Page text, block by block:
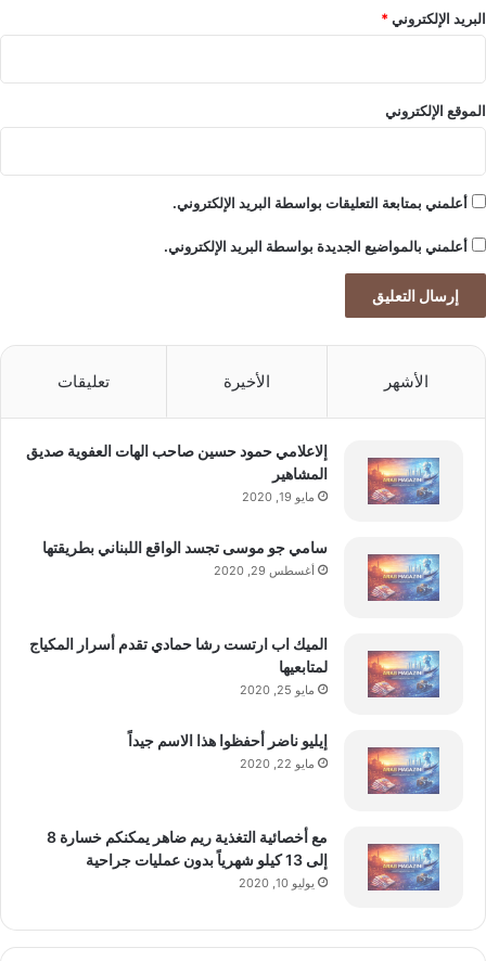
البريد الإلكتروني*
الموقع الإلكتروني
أعلمني بمتابعة التعليقات بواسطة البريد الإلكتروني.
أعلمني بالمواضيع الجديدة بواسطة البريد الإلكتروني.
الأشهر الأخيرة تعليقات
إلاعلامي حمود حسين صاحب الهات العفوية صديق
المشاهير
مايو 19, 2020
سامي جو موسى تجسد الواقع اللبناني بطريقتها
أغسطس 29, 2020
الميك اب ارتست رشا حمادي تقدم أسرار المكياج
لمتابعيها
مايو 25, 2020
إيليو ناضر أحفظوا هذا الاسم جيداً
مايو 22, 2020
مع أخصائية التغذية ريم ضاهر يمكنكم خسارة 8
إلى 13 كيلو شهرياً بدون عمليات جراحية
يوليو 10, 2020